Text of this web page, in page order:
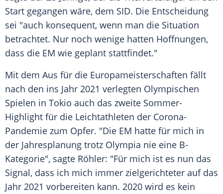
Start gegangen wäre, dem SID. Die Entscheidung
sei "auch konsequent, wenn man die Situation
betrachtet. Nur noch wenige hatten Hoffnungen,
dass die EM wie geplant stattfindet."
Mit dem Aus für die Europameisterschaften fällt
nach den ins Jahr 2021 verlegten Olympischen
Spielen in Tokio auch das zweite Sommer-
Highlight für die Leichtathleten der Corona-
Pandemie zum Opfer. "Die EM hatte für mich in
der Jahresplanung trotz Olympia nie eine B-
Kategorie", sagte Röhler: "Für mich ist es nun das
Signal, dass ich mich immer zielgerichteter auf das
Jahr 2021 vorbereiten kann. 2020 wird es kein